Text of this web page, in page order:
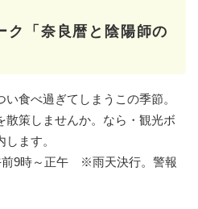
ク「奈良暦と陰陽師の
食べ過ぎてしまうこの季節。
散策しませんか。なら・観光ボ
ます。
前9時～正午 ※雨天決行。警報